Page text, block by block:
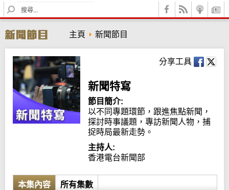
S
e
r
c
h
主頁 新聞節目
分享工具
新聞特寫
節目簡介:
以不同專題環節，跟進焦點新聞，
探討時事議題，專訪新聞人物，捕
捉時局最新走勢。
主持人:
香港電台新聞部
本集內容 所有集數